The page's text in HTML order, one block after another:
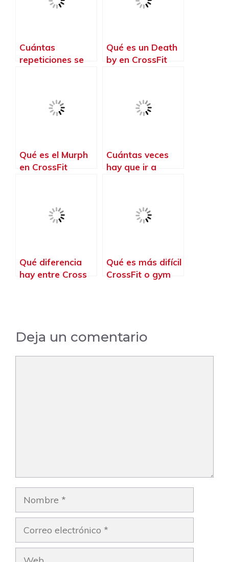
Cuántas
repeticiones se
Qué es un Death
by en CrossFit
Qué es el Murph
en CrossFit
Cuántas veces
hay que ir a
Qué diferencia
hay entre Cross
Qué es más difícil
CrossFit o gym
Deja un comentario
Nombre
Correo
electrónico
Web